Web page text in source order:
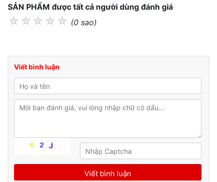
SẢN PHẨM được tất cả người dùng đánh giá
☆ ☆ ☆ ☆ ☆ (0 sao)
Viết bình luận